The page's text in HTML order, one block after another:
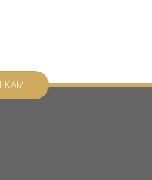
KAMI